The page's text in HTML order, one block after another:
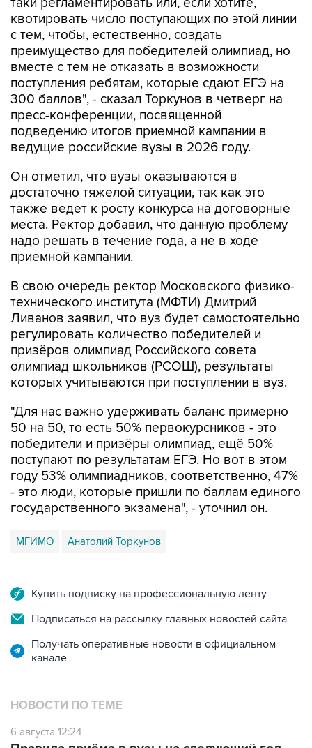
квотировать число поступающих по этой линии
с тем, чтобы, естественно, создать
преимущество для победителей олимпиад, но
вместе с тем не отказать в возможности
поступления ребятам, которые сдают ЕГЭ на
300 баллов", - сказал Торкунов в четверг на
пресс-конференции, посвященной
подведению итогов приемной кампании в
ведущие российские вузы в 2026 году.
Он отметил, что вузы оказываются в
достаточно тяжелой ситуации, так как это
также ведет к росту конкурса на договорные
места. Ректор добавил, что данную проблему
надо решать в течение года, а не в ходе
приемной кампании.
В свою очередь ректор Московского физико-
технического института (МФТИ) Дмитрий
Ливанов заявил, что вуз будет самостоятельно
регулировать количество победителей и
призёров олимпиад Российского совета
олимпиад школьников (РСОШ), результаты
которых учитываются при поступлении в вуз.
"Для нас важно удерживать баланс примерно
50 на 50, то есть 50% первокурсников - это
победители и призёры олимпиад, ещё 50%
поступают по результатам ЕГЭ. Но вот в этом
году 53% олимпиадников, соответственно, 47%
- это люди, которые пришли по баллам единого
государственного экзамена", - уточнил он.
МГИМО Анатолий Торкунов
Купить подписку на профессиональную ленту
Подписаться на рассылку главных новостей сайта
Получать оперативные новости в официальном
канале
НОВОСТИ ПО ТЕМЕ
6 августа 12:24